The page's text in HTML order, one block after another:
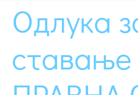
Одлука